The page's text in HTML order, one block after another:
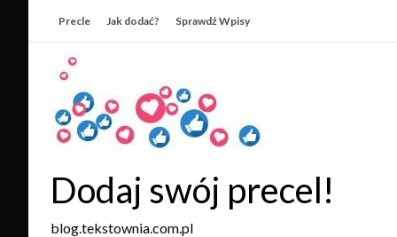
Precle Jak dodać? Sprawdź Wpisy
Dodaj swój precel!
blog.tekstownia.com.pl